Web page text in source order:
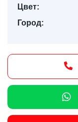
Цвет:
Город: